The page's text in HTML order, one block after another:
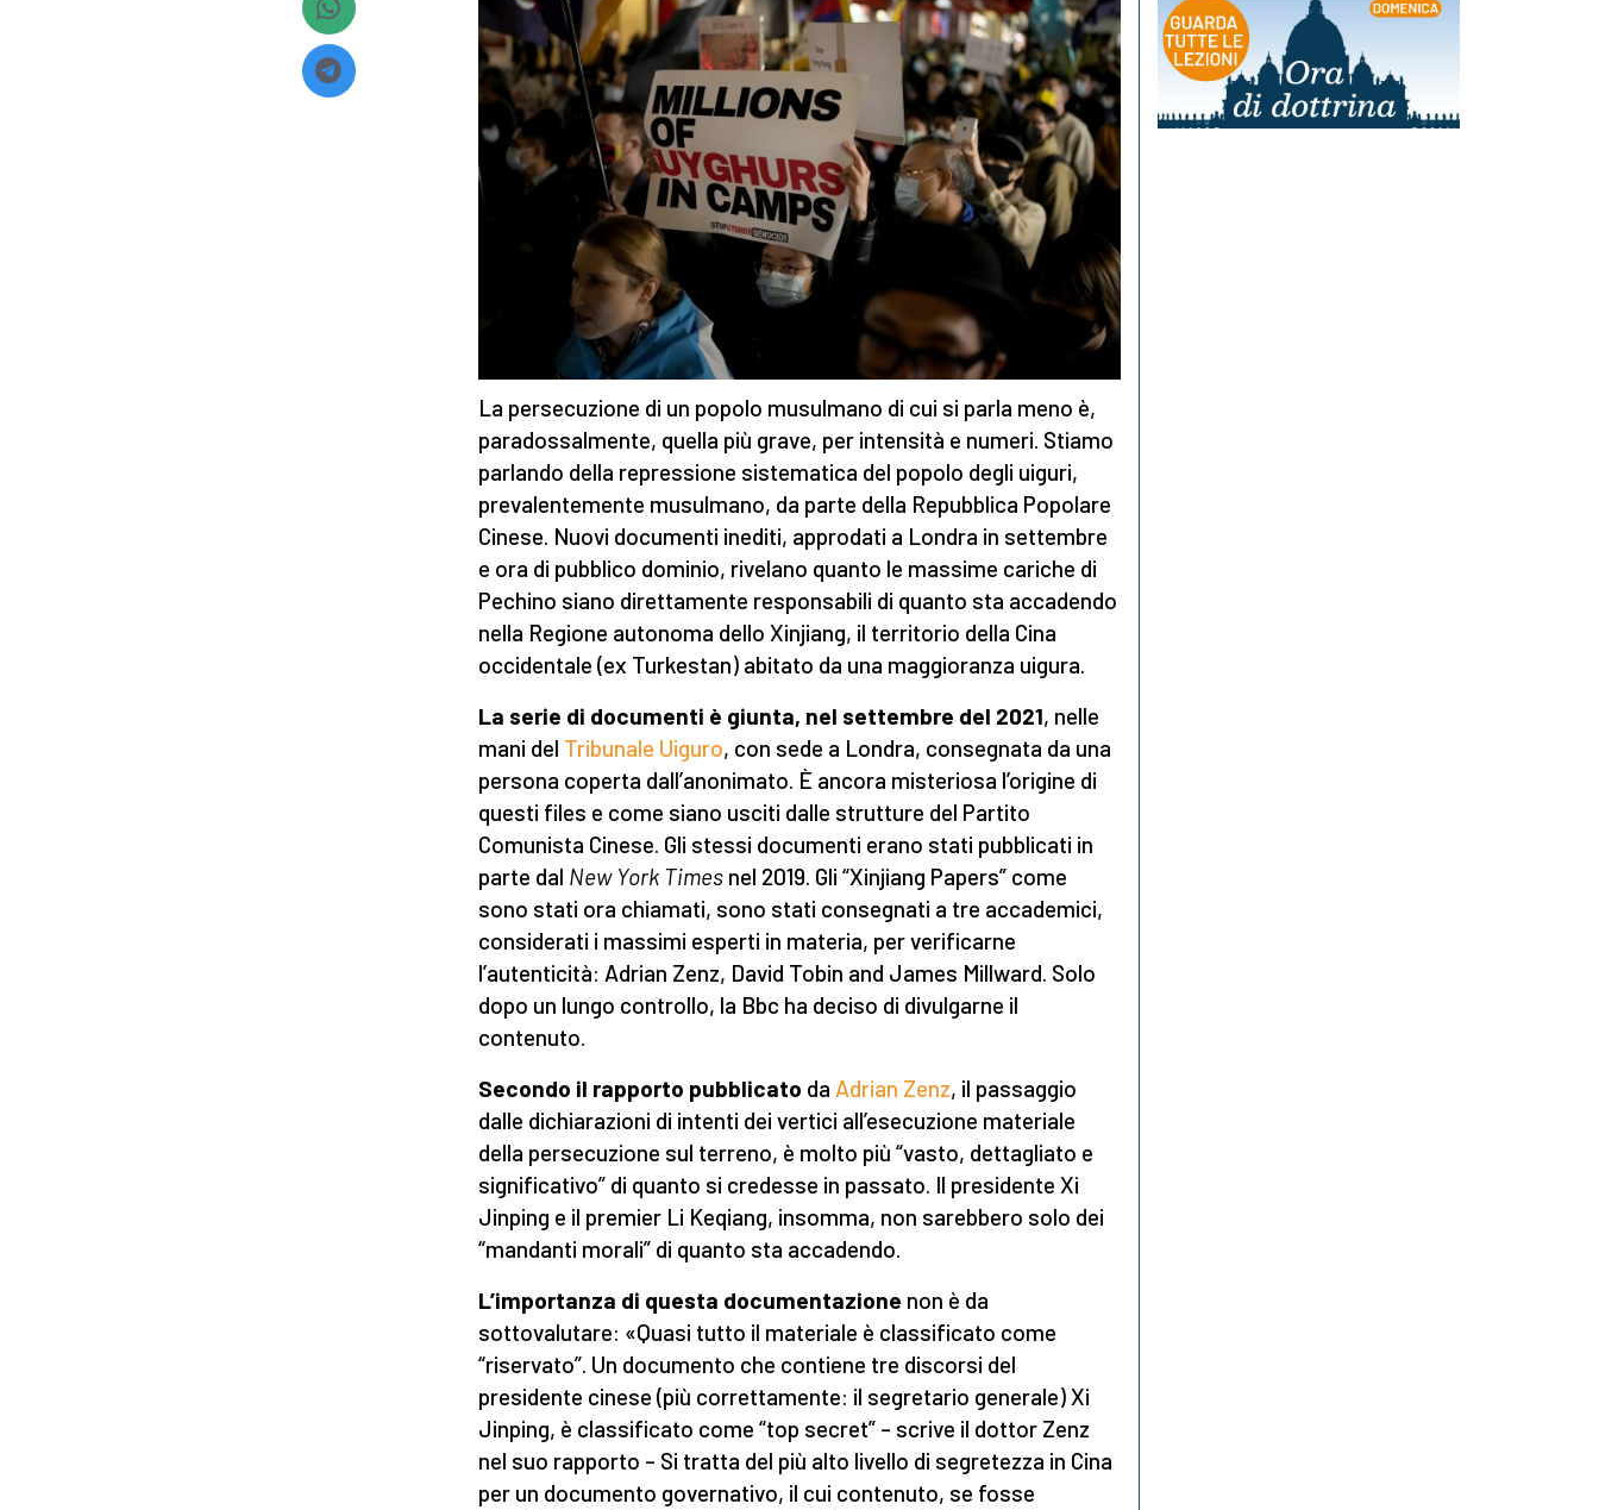
La persecuzione di un popolo musulmano di cui si parla meno è,
paradossalmente, quella più grave, per intensità e numeri. Stiamo
parlando della repressione sistematica del popolo degli uiguri,
prevalentemente musulmano, da parte della Repubblica Popolare
Cinese. Nuovi documenti inediti, approdati a Londra in settembre
e ora di pubblico dominio, rivelano quanto le massime cariche di
Pechino siano direttamente responsabili di quanto sta accadendo
nella Regione autonoma dello Xinjiang, il territorio della Cina
occidentale (ex Turkestan) abitato da una maggioranza uigura.
La serie di documenti è giunta, nel settembre del 2021, nelle
mani del Tribunale Uiguro, con sede a Londra, consegnata da una
persona coperta dall’anonimato. È ancora misteriosa l’origine di
questi files e come siano usciti dalle strutture del Partito
Comunista Cinese. Gli stessi documenti erano stati pubblicati in
parte dal New York Times nel 2019. Gli “Xinjiang Papers” come
sono stati ora chiamati, sono stati consegnati a tre accademici,
considerati i massimi esperti in materia, per verificarne
l’autenticità: Adrian Zenz, David Tobin and James Millward. Solo
dopo un lungo controllo, la Bbc ha deciso di divulgarne il
contenuto.
Secondo il rapporto pubblicato da Adrian Zenz, il passaggio
dalle dichiarazioni di intenti dei vertici all’esecuzione materiale
della persecuzione sul terreno, è molto più “vasto, dettagliato e
significativo” di quanto si credesse in passato. Il presidente Xi
Jinping e il premier Li Keqiang, insomma, non sarebbero solo dei
“mandanti morali” di quanto sta accadendo.
L’importanza di questa documentazione non è da
sottovalutare: «Quasi tutto il materiale è classificato come
“riservato”. Un documento che contiene tre discorsi del
presidente cinese (più correttamente: il segretario generale) Xi
Jinping, è classificato come “top secret” – scrive il dottor Zenz
nel suo rapporto – Si tratta del più alto livello di segretezza in Cina
per un documento governativo, il cui contenuto, se fosse